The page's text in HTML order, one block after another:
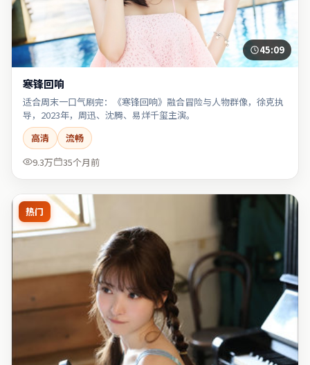
45:09
寒锋回响
适合周末一口气刷完：《寒锋回响》融合冒险与人物群像，徐克执
导，2023年，周迅、沈腾、易烊千玺主演。
高清
流畅
9.3万
35个月前
热门